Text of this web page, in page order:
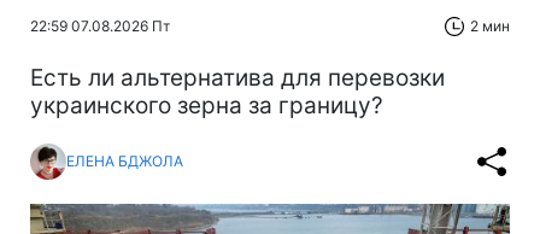
22:59 07.08.2026 Пт 2 мин
Есть ли альтернатива для перевозки
украинского зерна за границу?
ЕЛЕНА БДЖОЛА